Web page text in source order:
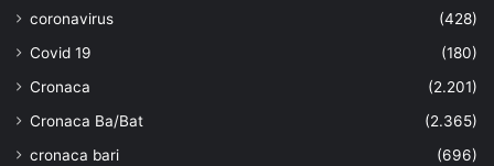
coronavirus
(428)
Covid 19
(180)
Cronaca
(2.201)
Cronaca Ba/Bat
(2.365)
cronaca bari
(696)